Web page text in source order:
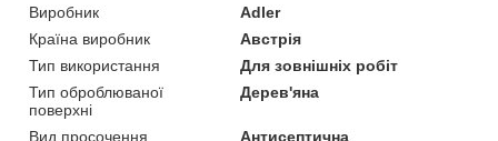
Виробник
Adler
Країна виробник
Австрія
Тип використання
Для зовнішніх робіт
Тип оброблюваної
поверхні
Дерев'яна
Вид просочення
Антисептична